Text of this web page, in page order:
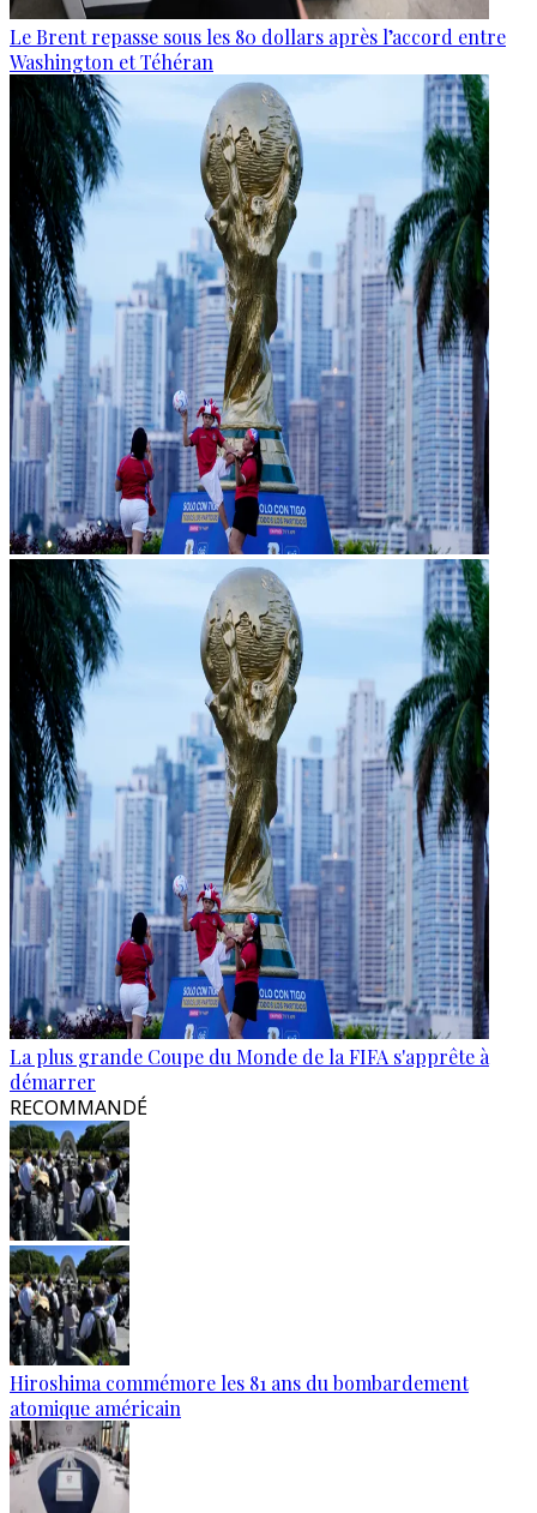
Le Brent repasse sous les 80 dollars après l’accord entre
Washington et Téhéran
La plus grande Coupe du Monde de la FIFA s'apprête à
démarrer
RECOMMANDÉ
Hiroshima commémore les 81 ans du bombardement
atomique américain